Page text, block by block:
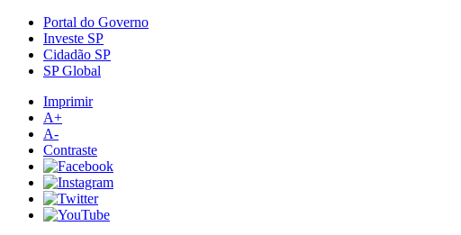
Portal do Governo
Investe SP
Cidadão SP
SP Global
Imprimir
A+
A-
Contraste